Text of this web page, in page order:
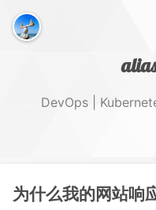
DevOps |
为什么我的网站响